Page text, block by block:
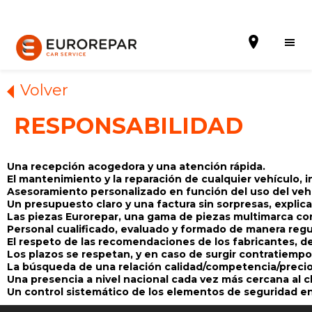
La Marca
Gama Eurorepar
Nuestra Actualidad
Promociones
La red EUROREPAR CAR SERVICE
Volver
RESPONSABILIDAD
Una recepción acogedora y una atención rápida.
El mantenimiento y la reparación de cualquier vehículo,
Asesoramiento personalizado en función del uso del
Un presupuesto claro y una factura sin sorpresas,
Las piezas Eurorepar, una gama de piezas multimarca
Personal cualificado, evaluado y formado de manera
El respeto de las recomendaciones de los fabricantes,
Los plazos se respetan, y en caso de surgir
La búsqueda de una relación calidad/competencia/
Una presencia a nivel nacional cada vez más cercana al
Un control sistemático de los elementos de seguridad